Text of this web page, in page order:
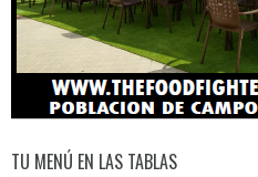
TU MENÚ EN LAS TABLAS